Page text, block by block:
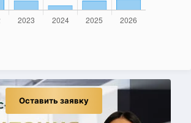
Оставить заявку